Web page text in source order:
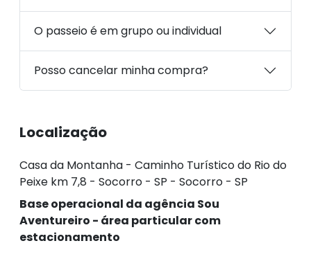
O passeio é em grupo ou individual
Posso cancelar minha compra?
Localização
Casa da Montanha - Caminho Turístico do Rio do
Peixe km 7,8 - Socorro - SP - Socorro - SP
Base operacional da agência Sou
Aventureiro - área particular com
estacionamento